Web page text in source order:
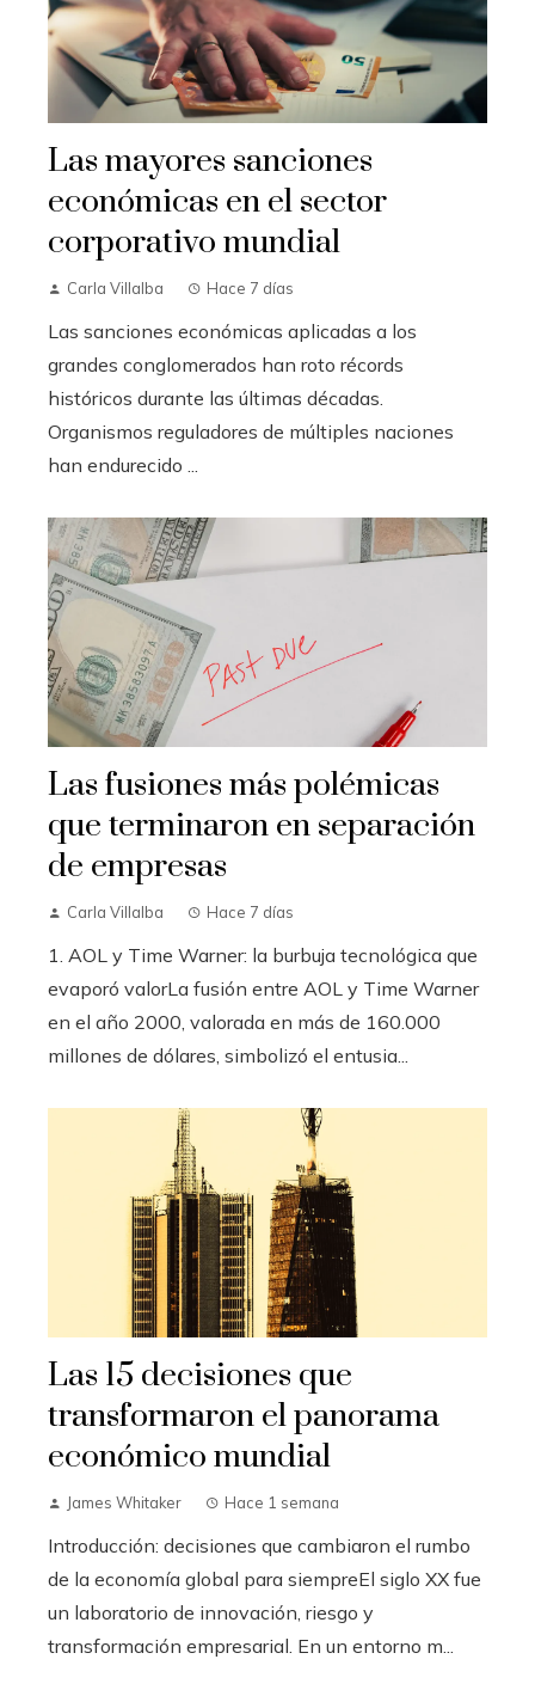
Las mayores sanciones
económicas en el sector
corporativo mundial
Carla Villalba Hace 7 días
Las sanciones económicas aplicadas a los
grandes conglomerados han roto récords
históricos durante las últimas décadas.
Organismos reguladores de múltiples naciones
han endurecido ...
Las fusiones más polémicas
que terminaron en separación
de empresas
Carla Villalba Hace 7 días
1. AOL y Time Warner: la burbuja tecnológica que
evaporó valorLa fusión entre AOL y Time Warner
en el año 2000, valorada en más de 160.000
millones de dólares, simbolizó el entusia...
Las 15 decisiones que
transformaron el panorama
económico mundial
James Whitaker Hace 1 semana
Introducción: decisiones que cambiaron el rumbo
de la economía global para siempreEl siglo XX fue
un laboratorio de innovación, riesgo y
transformación empresarial. En un entorno m...